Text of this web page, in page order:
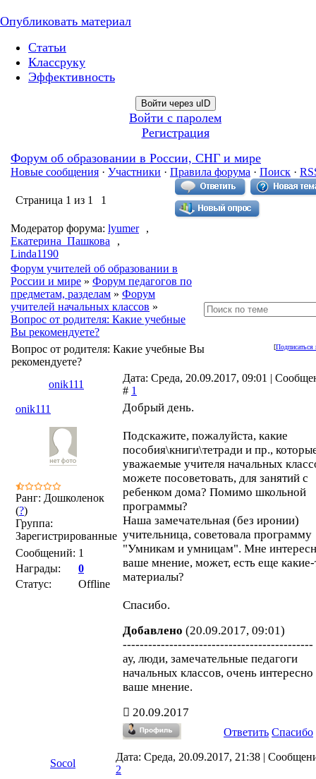
Опубликовать материал
Статьи
Классруку
Эффективность
Войти через uID
Войти с паролем
Регистрация
Форум об образовании в России, СНГ и мире
Новые сообщения · Участники · Правила форума · Поиск ·
Страница 1 из 1 1
Модератор форума: lyumer
,
Екатерина_Пашкова
,
Linda1190
Форум учителей об образовании в
России и мире » Форум педагогов по
предметам, разделам » Форум
учителей начальных классов »
Вопрос от родителя: Какие учебные
Вы рекомендуете?
[Подписаться
Вопрос от родителя: Какие учебные Вы
рекомендуете?
onik111
Дата: Среда, 20.09.2017, 09:01 |
# 1
onik111
Ранг: Дошколенок
(?)
Группа:
Зарегистрированные
Сообщений: 1
Награды:
0
Статус:
Offline
Добрый день.
Подскажите, пожалуйста, какие
пособия\книги\тетради и пр.,
уважаемые учителя начальных
можете посоветовать, для занятий с
ребенком дома? Помимо школьной
программы?
Наша замечательная (без иронии)
учительница, советовала программу
"Умникам и умницам". Мне
ваше мнение, может, есть еще какие-
материалы?
Спасибо.
Добавлено (20.09.2017, 09:01)
---------------------------------------------
ау, люди, замечательные педагоги
начальных классов, очень интересно
ваше мнение.
20.09.2017
Ответить Спасибо
Socol
Дата: Среда, 20.09.2017, 21:38 |
2